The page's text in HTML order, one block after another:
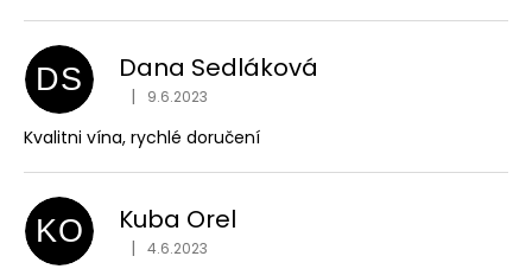
DS Dana Sedláková
Hodnocení obchodu je 5 z 5 hvězdiček.
| 9.6.2023
Kvalitni vína, rychlé doručení
KO Kuba Orel
Hodnocení obchodu je 5 z 5 hvězdiček.
| 4.6.2023